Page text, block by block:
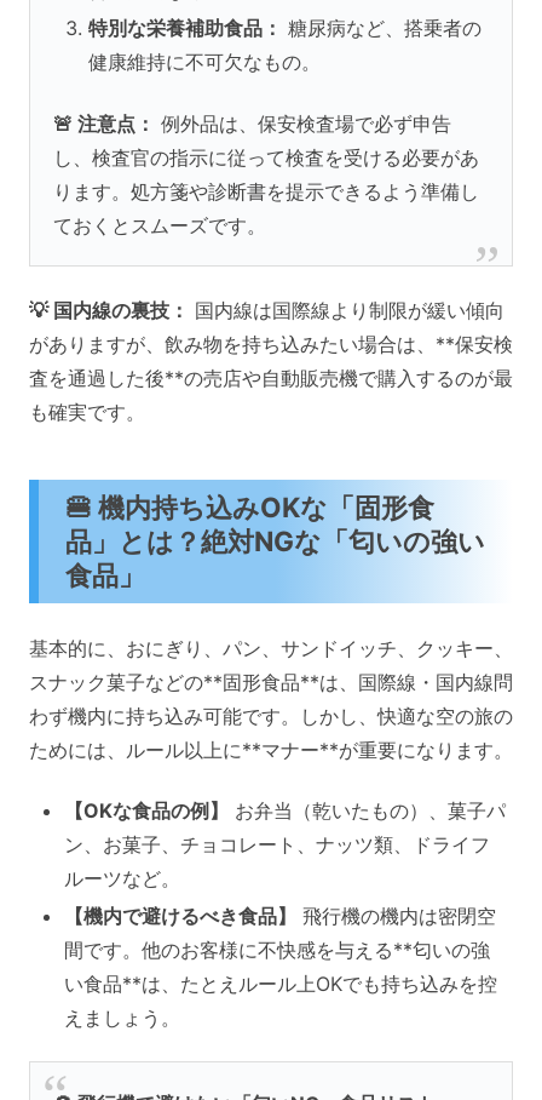
特別な栄養補助食品： 糖尿病など、搭乗者の
健康維持に不可欠なもの。
🚨 注意点： 例外品は、保安検査場で必ず申告
し、検査官の指示に従って検査を受ける必要があ
ります。処方箋や診断書を提示できるよう準備し
ておくとスムーズです。
💡 国内線の裏技： 国内線は国際線より制限が緩い傾向
がありますが、飲み物を持ち込みたい場合は、**保安検
査を通過した後**の売店や自動販売機で購入するのが最
も確実です。
🍔 機内持ち込みOKな「固形食
品」とは？絶対NGな「匂いの強い
食品」
基本的に、おにぎり、パン、サンドイッチ、クッキー、
スナック菓子などの**固形食品**は、国際線・国内線問
わず機内に持ち込み可能です。しかし、快適な空の旅の
ためには、ルール以上に**マナー**が重要になります。
【OKな食品の例】
お弁当（乾いたもの）、菓子パ
ン、お菓子、チョコレート、ナッツ類、ドライフ
ルーツなど。
【機内で避けるべき食品】
飛行機の機内は密閉空
間です。他のお客様に不快感を与える**匂いの強
い食品**は、たとえルール上OKでも持ち込みを控
えましょう。